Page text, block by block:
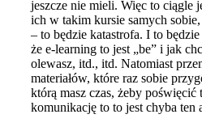
jeszcze nie mieli. Więc to ciągle
ich w takim kursie samych
– to będzie katastrofa. I to
że e-learning to jest „be” i jak
olewasz, itd., itd. Natomiast
materiałów, które raz sobie
którą masz czas, żeby
komunikację to to jest chyba ten